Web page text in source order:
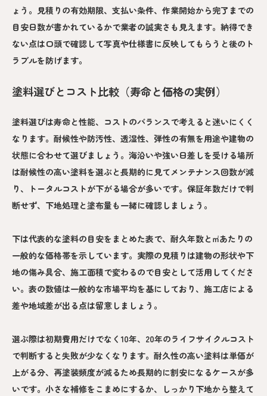
ょう。見積りの有効期限、支払い条件、作業開始から完了までの
目安日数が書かれているかで業者の誠実さも見えます。納得でき
ない点は口頭で確認して写真や仕様書に反映してもらうと後のト
ラブルを防げます。
塗料選びとコスト比較（寿命と価格の実例）
塗料選びは寿命と性能、コストのバランスで考えると迷いにくく
なります。耐候性や防汚性、透湿性、弾性の有無を用途や建物の
状態に合わせて選びましょう。海沿いや強い日差しを受ける場所
は耐候性の高い塗料を選ぶと長期的に見てメンテナンス回数が減
り、トータルコストが下がる場合が多いです。保証年数だけで判
断せず、下地処理と塗布量も一緒に確認しましょう。
下は代表的な塗料の目安をまとめた表で、耐久年数と㎡あたりの
一般的な価格帯を示しています。実際の見積りは建物の形状や下
地の傷み具合、施工面積で変わるので目安として活用してくださ
い。表の数値は一般的な市場平均を基にしており、施工店による
差や地域差が出る点は留意しましょう。
選ぶ際は初期費用だけでなく10年、20年のライフサイクルコスト
で判断すると失敗が少なくなります。耐久性の高い塗料は単価が
上がる分、再塗装頻度が減るため長期的に割安になるケースが多
いです。小さな補修をこまめにするか、しっかり下地から整えて